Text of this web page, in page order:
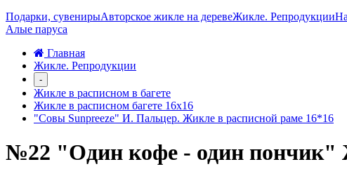
Подарки, сувенирыАвторское жикле на деревеЖикле. Репродукции
Алые паруса
Главная
Жикле. Репродукции
-
Жикле в расписном в багете
Жикле в расписном багете 16х16
"Совы Sunpreeze" И. Пальцер. Жикле в расписной раме 16*16
№22 "Один кофе - один пончик"